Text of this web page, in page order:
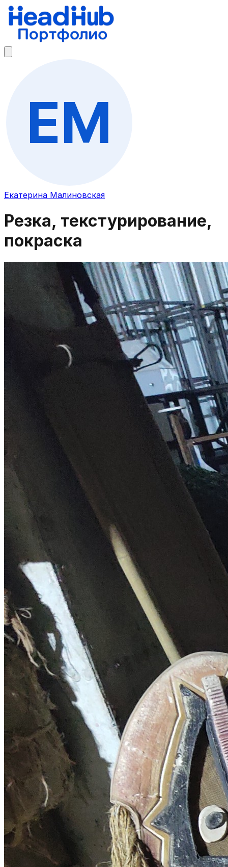
Екатерина Малиновская
Резка, текстурирование,
покраска